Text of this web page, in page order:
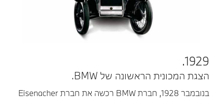
1929.
הצגת המכונית הראשונה של BMW.
בנובמבר 1928, חברת BMW רכשה את חברת Eisenacher